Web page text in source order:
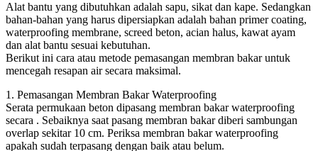
Alat bantu yang dibutuhkan adalah sapu, sikat dan kape. Sedangkan
bahan-bahan yang harus dipersiapkan adalah bahan primer coating,
waterproofing membrane, screed beton, acian halus, kawat ayam
dan alat bantu sesuai kebutuhan.
Berikut ini cara atau metode pemasangan membran bakar untuk
mencegah resapan air secara maksimal.
1. Pemasangan Membran Bakar Waterproofing
Serata permukaan beton dipasang membran bakar waterproofing
secara . Sebaiknya saat pasang membran bakar diberi sambungan
overlap sekitar 10 cm. Periksa membran bakar waterproofing
apakah sudah terpasang dengan baik atau belum.